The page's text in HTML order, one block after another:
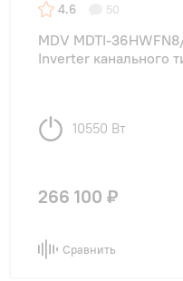
4.6 50
MDV MDTI-
Inverter канального
10550 Вт
266 100 ₽
Сравнить